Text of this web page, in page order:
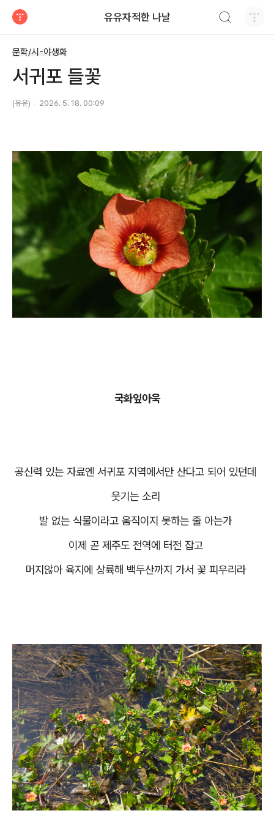
유유자적한 나날
문학/시-야생화
서귀포 들꽃
(유유) 2026. 5. 18. 00:09
국화잎아욱
공신력 있는 자료엔 서귀포 지역에서만 산다고 되어 있던데
웃기는 소리
발 없는 식물이라고 움직이지 못하는 줄 아는가
이제 곧 제주도 전역에 터전 잡고
머지않아 육지에 상륙해 백두산까지 가서 꽃 피우리라